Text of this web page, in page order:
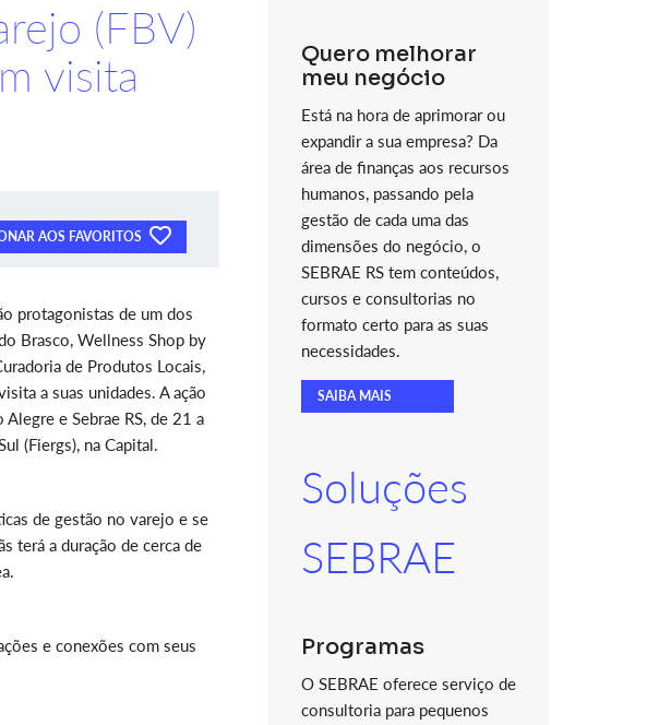
(FBV)
visita
AOS FAVORITOS
protagonistas de um dos
Brasco, Wellness Shop by
de Produtos Locais,
a suas unidades. A ação
e Sebrae RS, de 21 a
(Fiergs), na Capital.
de gestão no varejo e se
terá a duração de cerca de
e conexões com seus
Quero melhorar
meu negócio
Está na hora de aprimorar ou
expandir a sua empresa? Da
área de finanças aos recursos
humanos, passando pela
gestão de cada uma das
dimensões do negócio, o
SEBRAE RS tem conteúdos,
cursos e consultorias no
formato certo para as suas
necessidades.
SAIBA MAIS
Soluções
SEBRAE
Programas
O SEBRAE oferece serviço de
consultoria para pequenos